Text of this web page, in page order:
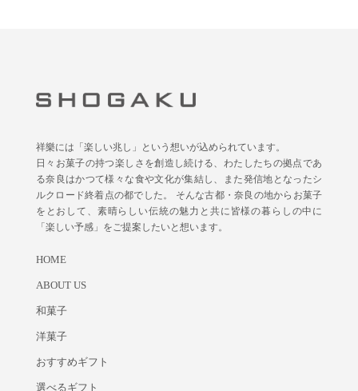
祥樂には「楽しい兆し」という想いが込められています。
日々お菓子の持つ楽しさを創造し続ける、わたしたちの拠点であ
る奈良はかつて様々な食や文化が集結し、また発信地となったシ
ルクロード終着点の都でした。 そんな古都・奈良の地からお菓子
をとおして、素晴らしい伝統の魅力と共に皆様の暮らしの中に
「楽しい予感」をご提案したいと想います。
HOME
ABOUT US
和菓子
洋菓子
おすすめギフト
選べるギフト